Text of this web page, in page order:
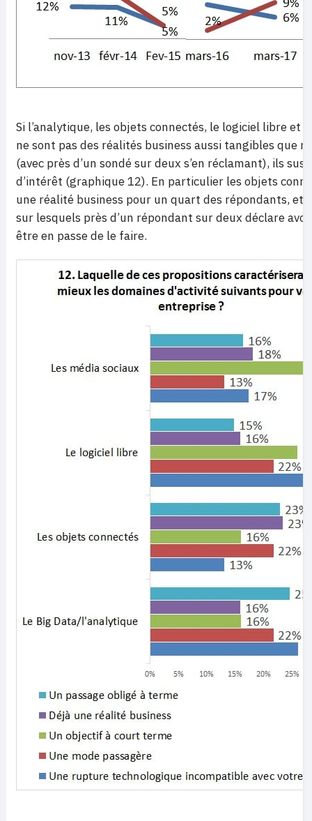
Si l’analytique, les objets connectés, le logiciel libre et
ne sont pas des réalités business aussi tangibles que
(avec près d’un sondé sur deux s’en réclamant), ils
d’intérêt (graphique 12). En particulier les objets
une réalité business pour un quart des répondants, et
sur lesquels près d’un répondant sur deux déclare
être en passe de le faire.